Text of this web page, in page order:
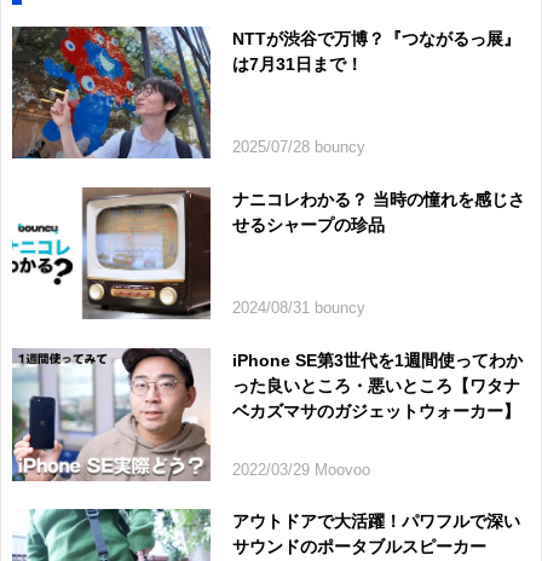
NTTが渋谷で万博？『つながるっ展』
は7月31日まで！
2025/07/28 bouncy
ナニコレわかる？ 当時の憧れを感じさ
せるシャープの珍品
2024/08/31 bouncy
iPhone SE第3世代を1週間使ってわか
った良いところ・悪いところ【ワタナ
ベカズマサのガジェットウォーカー】
2022/03/29 Moovoo
アウトドアで大活躍！パワフルで深い
サウンドのポータブルスピーカー